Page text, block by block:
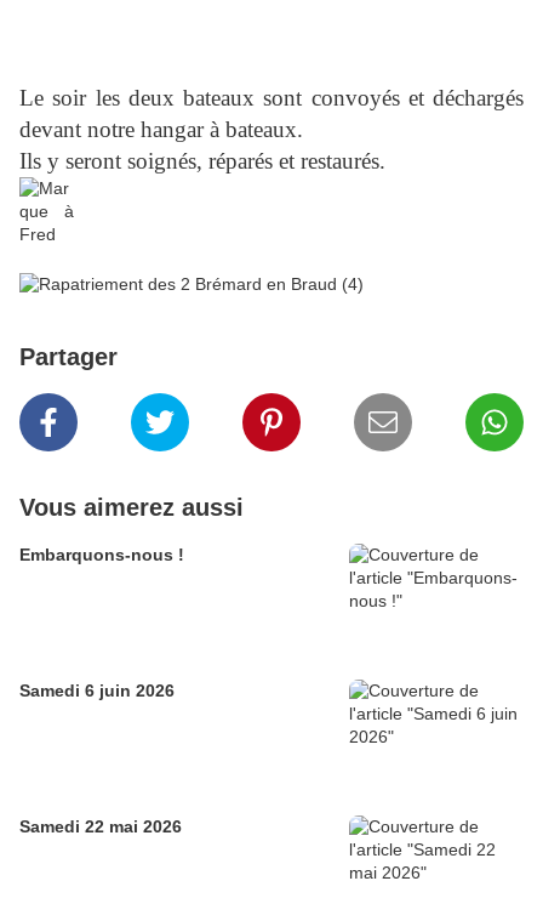
Le soir les deux bateaux sont convoyés et déchargés
devant notre hangar à bateaux.
Ils y seront soignés, réparés et restaurés.
Partager
Vous aimerez aussi
Embarquons-nous !
Samedi 6 juin 2026
Samedi 22 mai 2026